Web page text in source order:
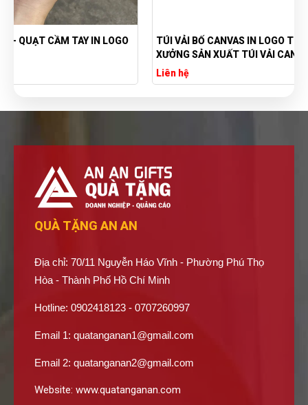
TÚI VẢI BỐ CANVAS IN LOGO THEO YÊU CẦU GIÁ RẺ -
XƯỞNG SẢN XUẤT TÚI VẢI CANVAS
QUÀ TẶNG AN AN
Địa chỉ: 70/11 Nguyễn Háo Vĩnh - Phường Phú Thọ
Hòa - Thành Phố Hồ Chí Minh
Hotline: 0902418123 - 0707260997
Email 1: quatanganan1@gmail.com
Email 2: quatanganan2@gmail.com
Website: www.quatanganan.com